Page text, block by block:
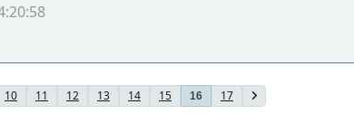
10 11 12 13 14 15 16 17